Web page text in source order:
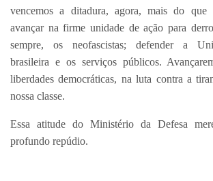
vencemos a ditadura, agora, mais do que
avançar na firme unidade de ação para
sempre, os neofascistas; defender a
brasileira e os serviços públicos.
liberdades democráticas, na luta contra a
nossa classe.
Essa atitude do Ministério da Defesa
profundo repúdio.